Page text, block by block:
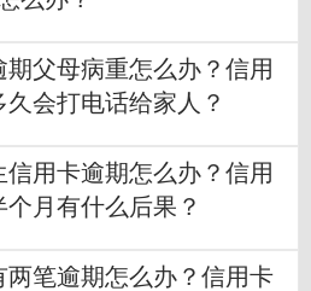
期父母病重怎么办？信用
久会打电话给家人？
信用卡逾期怎么办？信用
个月有什么后果？
两笔逾期怎么办？信用卡